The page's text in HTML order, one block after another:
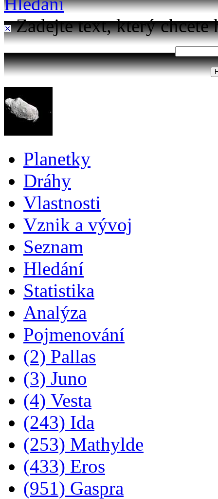
Zadejte text, který chcete
Planetky
Dráhy
Vlastnosti
Vznik a vývoj
Seznam
Hledání
Statistika
Analýza
Pojmenování
(2) Pallas
(3) Juno
(4) Vesta
(243) Ida
(253) Mathylde
(433) Eros
(951) Gaspra